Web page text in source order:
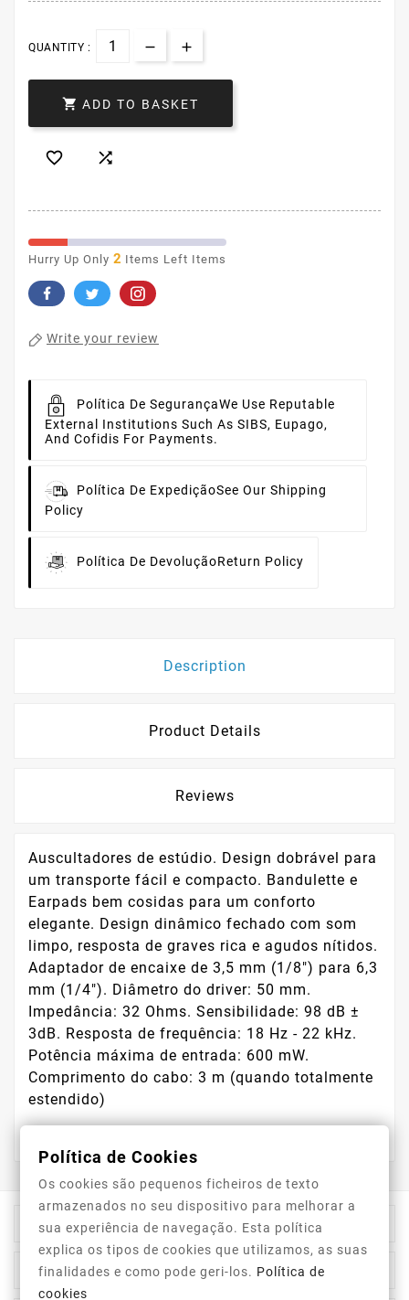
QUANTITY :
 ADD TO BASKET
 
Hurry Up Only 2 Items Left Items
Write your review
Política De SegurançaWe Use Reputable
External Institutions Such As SIBS, Eupago,
And Cofidis For Payments.
Política De ExpediçãoSee Our Shipping
Policy
Política De DevoluçãoReturn Policy
Description
Product Details
Reviews
Auscultadores de estúdio. Design dobrável para
um transporte fácil e compacto. Bandulette e
Earpads bem cosidas para um conforto
elegante. Design dinâmico fechado com som
limpo, resposta de graves rica e agudos nítidos.
Adaptador de encaixe de 3,5 mm (1/8") para 6,3
mm (1/4"). Diâmetro do driver: 50 mm.
Impedância: 32 Ohms. Sensibilidade: 98 dB ±
3dB. Resposta de frequência: 18 Hz - 22 kHz.
Potência máxima de entrada: 600 mW.
Comprimento do cabo: 3 m (quando totalmente
estendido)
Store Information
Category
Política de Cookies
Os cookies são pequenos ficheiros de texto
armazenados no seu dispositivo para melhorar a
sua experiência de navegação. Esta política
explica os tipos de cookies que utilizamos, as suas
finalidades e como pode geri-los. Política de
cookies